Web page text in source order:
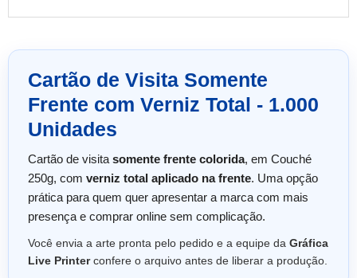
Cartão de Visita Somente
Frente com Verniz Total - 1.000
Unidades
Cartão de visita somente frente colorida, em Couché
250g, com verniz total aplicado na frente. Uma opção
prática para quem quer apresentar a marca com mais
presença e comprar online sem complicação.
Você envia a arte pronta pelo pedido e a equipe da Gráfica
Live Printerconfere o arquivo antes de liberar a produção.